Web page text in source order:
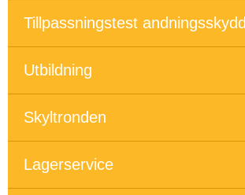
Tillpassningstest andningsskydd
Utbildning
Skyltronden
Lagerservice